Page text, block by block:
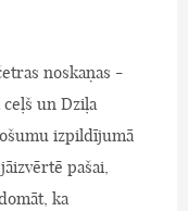
noskaņas -
ceļš un Dziļa
izpildījumā
pašai,
ka